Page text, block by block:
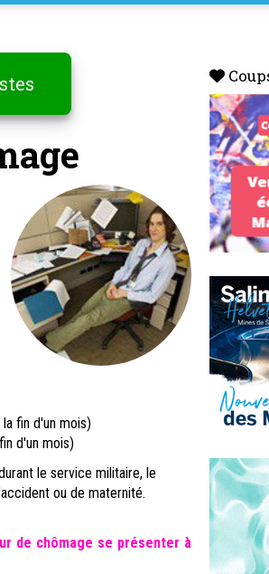
fin d'un mois)
d'un mois)
le service militaire, le
ou de maternité.
de chômage se présenter à